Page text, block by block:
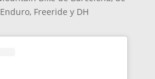
Freeride y DH